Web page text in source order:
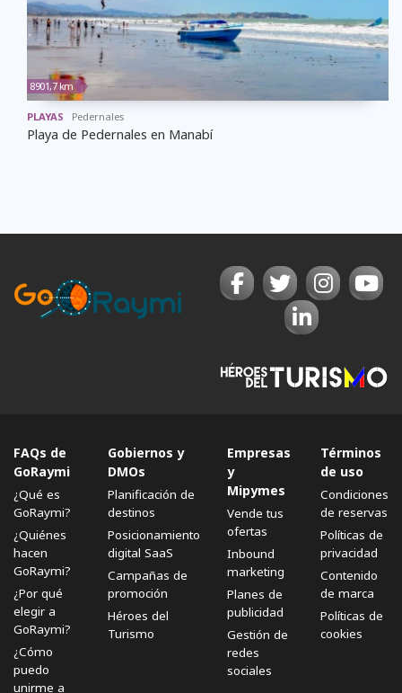
8901,7 km
PLAYAS Pedernales
Playa de Pedernales en Manabí
FAQs de
GoRaymi
¿Qué es
GoRaymi?
¿Quiénes
hacen
GoRaymi?
¿Por qué
elegir a
GoRaymi?
¿Cómo
puedo
unirme a
Gobiernos y
DMOs
Planificación de
destinos
Posicionamiento
digital SaaS
Campañas de
promoción
Héroes del
Turismo
Empresas
y
Mipymes
Vende tus
ofertas
Inbound
marketing
Planes de
publicidad
Gestión de
redes
sociales
Términos
de uso
Condiciones
de reservas
Políticas de
privacidad
Contenido
de marca
Políticas de
cookies